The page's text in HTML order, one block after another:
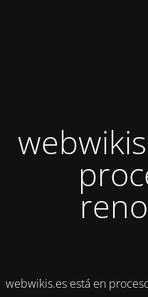
webwikis.es está en